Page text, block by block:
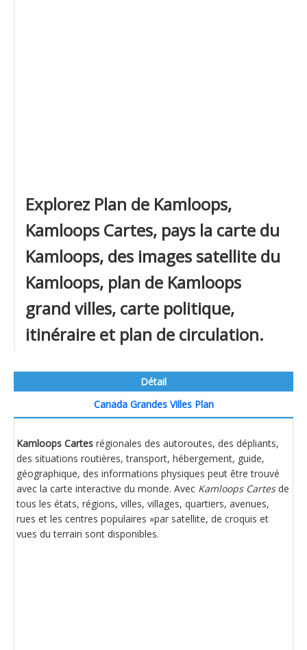
Explorez Plan de Kamloops,
Kamloops Cartes, pays la carte du
Kamloops, des images satellite du
Kamloops, plan de Kamloops
grand villes, carte politique,
itinéraire et plan de circulation.
Détail
Canada Grandes Villes Plan
Kamloops Cartes régionales des autoroutes, des dépliants,
des situations routières, transport, hébergement, guide,
géographique, des informations physiques peut être trouvé
avec la carte interactive du monde. Avec Kamloops Cartesde
tous les états, régions, villes, villages, quartiers, avenues,
rues et les centres populaires »par satellite, de croquis et
vues du terrain sont disponibles.